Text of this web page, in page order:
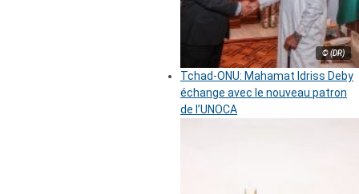
© (DR)
Tchad-ONU: Mahamat Idriss Deby
échange avec le nouveau patron
de l’UNOCA